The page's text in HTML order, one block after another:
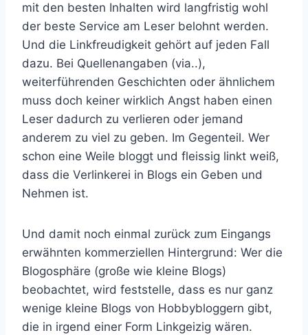
mit den besten Inhalten wird langfristig wohl
der beste Service am Leser belohnt werden.
Und die Linkfreudigkeit gehört auf jeden Fall
dazu. Bei Quellenangaben (via..),
weiterführenden Geschichten oder ähnlichem
muss doch keiner wirklich Angst haben einen
Leser dadurch zu verlieren oder jemand
anderem zu viel zu geben. Im Gegenteil. Wer
schon eine Weile bloggt und fleissig linkt weiß,
dass die Verlinkerei in Blogs ein Geben und
Nehmen ist.
Und damit noch einmal zurück zum Eingangs
erwähnten kommerziellen Hintergrund: Wer die
Blogosphäre (große wie kleine Blogs)
beobachtet, wird feststelle, dass es nur ganz
wenige kleine Blogs von Hobbybloggern gibt,
die in irgend einer Form Linkgeizig wären.